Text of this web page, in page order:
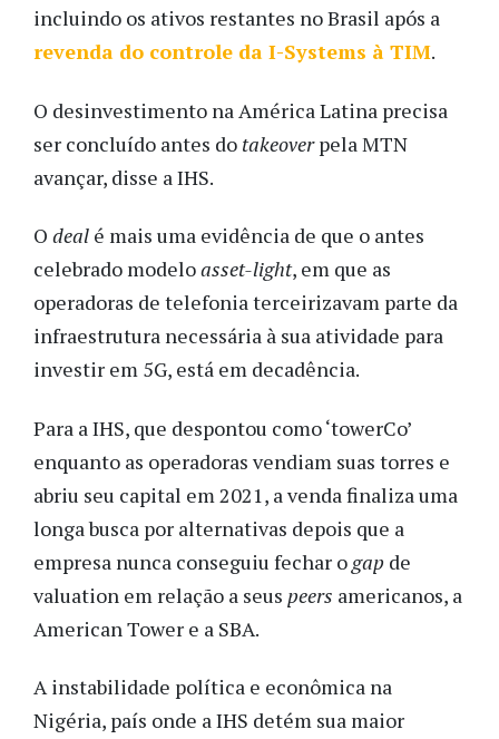
incluindo os ativos restantes no Brasil após a
revenda do controle da I-Systems à TIM.
O desinvestimento na América Latina precisa
ser concluído antes do takeoverpela MTN
avançar, disse a IHS.
O deal é mais uma evidência de que o antes
celebrado modeloasset-light, em que as
operadoras de telefonia terceirizavam parte da
infraestrutura necessária à sua atividade para
investir em 5G, está em decadência.
Para a IHS, que despontou como ‘towerCo’
enquanto as operadoras vendiam suas torres e
abriu seu capital em 2021, a venda finaliza uma
longa busca por alternativas depois que a
empresa nunca conseguiu fechar o gap de
valuation em relação a seus peers americanos, a
American Tower e a SBA.
A instabilidade política e econômica na
Nigéria, país onde a IHS detém sua maior